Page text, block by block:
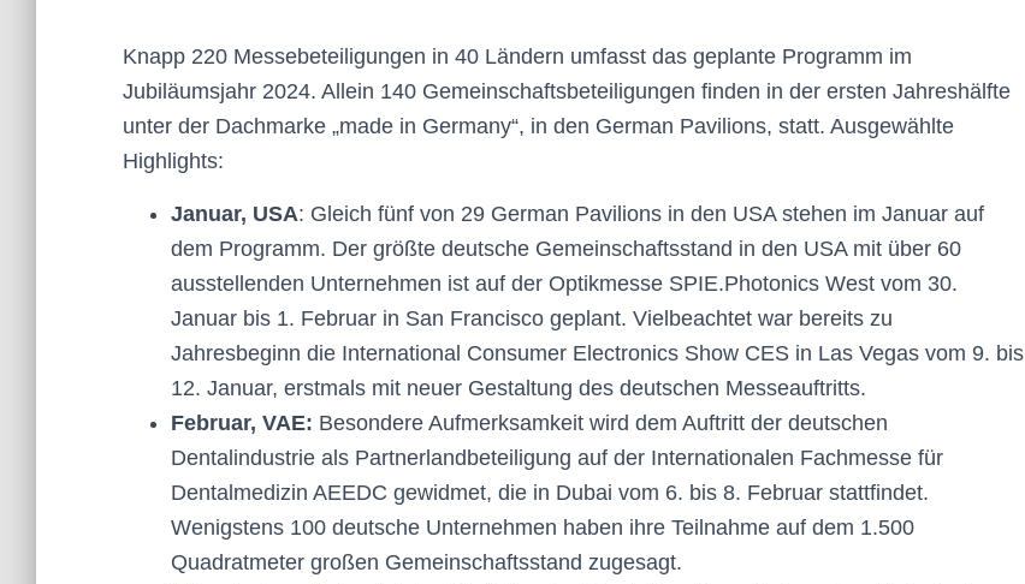
Knapp 220 Messebeteiligungen in 40 Ländern umfasst das geplante Programm im
Jubiläumsjahr 2024. Allein 140 Gemeinschaftsbeteiligungen finden in der ersten Jahreshälfte
unter der Dachmarke „made in Germany“, in den German Pavilions, statt. Ausgewählte
Highlights:
Januar, USA: Gleich fünf von 29 German Pavilions in den USA stehen im Januar auf
dem Programm. Der größte deutsche Gemeinschaftsstand in den USA mit über 60
ausstellenden Unternehmen ist auf der Optikmesse SPIE.Photonics West vom 30.
Januar bis 1. Februar in San Francisco geplant. Vielbeachtet war bereits zu
Jahresbeginn die International Consumer Electronics Show CES in Las Vegas vom 9. bis
12. Januar, erstmals mit neuer Gestaltung des deutschen Messeauftritts.
Februar, VAE: Besondere Aufmerksamkeit wird dem Auftritt der deutschen
Dentalindustrie als Partnerlandbeteiligung auf der Internationalen Fachmesse für
Dentalmedizin AEEDC gewidmet, die in Dubai vom 6. bis 8. Februar stattfindet.
Wenigstens 100 deutsche Unternehmen haben ihre Teilnahme auf dem 1.500
Quadratmeter großen Gemeinschaftsstand zugesagt.